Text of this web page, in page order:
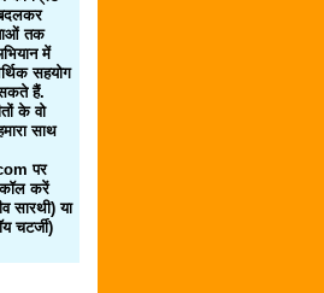
तक
में
सहयोग
हैं.
के वो
साथ
पर
करें
सारथी) या
चटर्जी)